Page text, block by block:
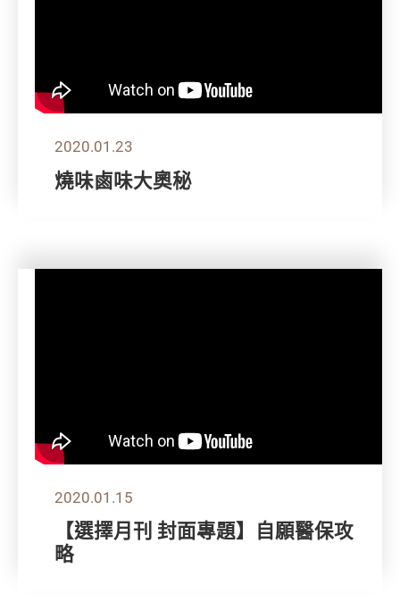
2020.01.23
燒味鹵味大奧秘
2020.01.15
【選擇月刊 封面專題】自願醫保攻
略